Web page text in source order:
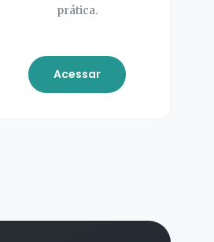
prática.
Acessar